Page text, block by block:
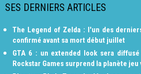
SES DERNIERS ARTICLES
The Legend of Zelda : l'un des
confirmé avant sa mort début juillet
GTA 6 : un extended look sera
Rockstar Games surprend la planète jeu